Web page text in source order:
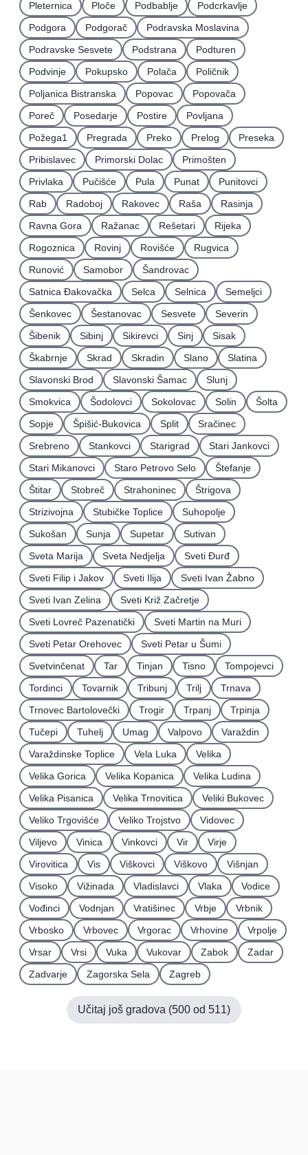
Pleternica
Ploče Podbablje
Podcrkavlje
Podgora
Podgorač
Podravska Moslavina
Podravske Sesvete
Podstrana
Podturen
Podvinje
Pokupsko Polača
Poličnik
Poljanica Bistranska
Popovac
Popovača
Poreč
Posedarje Postire
Povljana
Požega1
Pregrada Preko Prelog
Preseka
Pribislavec
Primorski Dolac
Primošten
Privlaka
Pučišće Pula Punat
Punitovci
Rab
Radoboj Rakovec Raša
Rasinja
Ravna Gora
Ražanac Rešetari
Rijeka
Rogoznica
Rovinj Rovišće
Rugvica
Runović
Samobor
Šandrovac
Satnica Ðakovačka
Selca Selnica
Semeljci
Šenkovec
Šestanovac Sesvete
Severin
Šibenik
Sibinj Sikirevci Sinj
Sisak
Škabrnje
Skrad Skradin Slano
Slatina
Slavonski Brod
Slavonski Šamac
Slunj
Smokvica
Šodolovci Sokolovac Solin
Šolta
Sopje
Špišić-Bukovica Split
Sračinec
Srebreno
Stankovci Starigrad
Stari Jankovci
Stari Mikanovci
Staro Petrovo Selo
Štefanje
Štitar
Stobreč Strahoninec
Štrigova
Strizivojna
Stubičke Toplice
Suhopolje
Sukošan
Sunja Supetar
Sutivan
Sveta Marija
Sveta Nedjelja
Sveti Ðurđ
Sveti Filip i Jakov
Sveti Ilija
Sveti Ivan Žabno
Sveti Ivan Zelina
Sveti Križ Začretje
Sveti Lovreč Pazenatički
Sveti Martin na Muri
Sveti Petar Orehovec
Sveti Petar u Šumi
Svetvinčenat
Tar Tinjan Tisno
Tompojevci
Tordinci
Tovarnik Tribunj Trilj
Trnava
Trnovec Bartolovečki
Trogir Trpanj
Trpinja
Tučepi
Tuhelj Umag Valpovo
Varaždin
Varaždinske Toplice
Vela Luka
Velika
Velika Gorica
Velika Kopanica
Velika Ludina
Velika Pisanica
Velika Trnovitica
Veliki Bukovec
Veliko Trgovišće
Veliko Trojstvo
Vidovec
Viljevo
Vinica Vinkovci Vir
Virje
Virovitica
Vis Viškovci Viškovo
Višnjan
Visoko
Vižinada Vladislavci Vlaka
Vodice
Vođinci
Vodnjan Vratišinec Vrbje
Vrbnik
Vrbosko
Vrbovec Vrgorac Vrhovine
Vrpolje
Vrsar
Vrsi Vuka Vukovar Zabok
Zadar
Zadvarje
Zagorska Sela Zagreb
Učitaj još gradova (500 od 511)